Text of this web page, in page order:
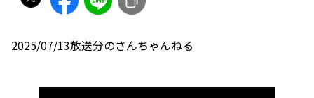
2025/07/13放送分のさんちゃんねる